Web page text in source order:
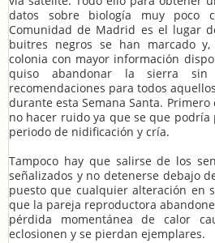
datos sobre biología muy poco
Comunidad de Madrid es el lugar
buitres negros se han marcado
colonia con mayor información
quiso abandonar la sierra
recomendaciones para todos
durante esta Semana Santa.
no hacer ruido ya que se que
periodo de nidificación y cría.
Tampoco hay que salirse de los
señalizados y no detenerse debajo
puesto que cualquier alteración en
que la pareja reproductora
pérdida momentánea de calor
eclosionen y se pierdan ejemplares.